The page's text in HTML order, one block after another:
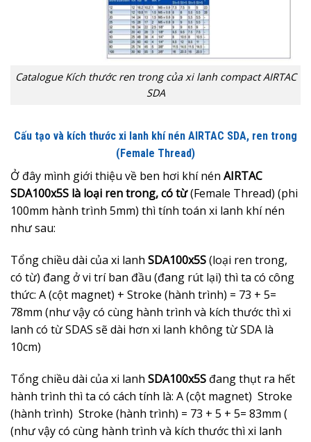
Catalogue Kích thước ren trong của xi lanh compact AIRTAC
SDA
Cấu tạo và kích thước xi lanh khí nén AIRTAC SDA, ren trong
(Female Thread)
Ở đây mình giới thiệu về ben hơi khí nén AIRTAC
SDA100x5S là loại ren trong, có từ(Female Thread) (phi
100mm hành trình 5mm) thì tính toán xi lanh khí nén
như sau:
Tổng chiều dài của xi lanh SDA100x5S(loại ren trong,
có từ) đang ở vi trí ban đầu (đang rút lại) thì ta có công
thức: A (cột magnet) + Stroke (hành trình) = 73 + 5=
78mm (như vậy có cùng hành trình và kích thước thì xi
lanh có từ SDAS sẽ dài hơn xi lanh không từ SDA là
10cm)
Tổng chiều dài của xi lanh SDA100x5S đang thụt ra hết
hành trình thì ta có cách tính là: A (cột magnet) Stroke
(hành trình) Stroke (hành trình) = 73 + 5 + 5= 83mm (
(như vậy có cùng hành trình và kích thước thì xi lanh